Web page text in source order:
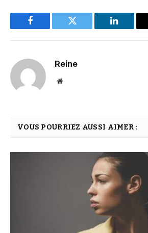
Facebook Twitter LinkedIn
Reine
Website
VOUS POURRIEZ AUSSI AIMER :